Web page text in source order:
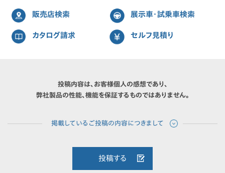
販売店検索 展示車・試乗車検索
カタログ請求 セルフ見積り
投稿内容は、お客様個人の感想であり、
弊社製品の性能、機能を保証するものではありません。
投稿する